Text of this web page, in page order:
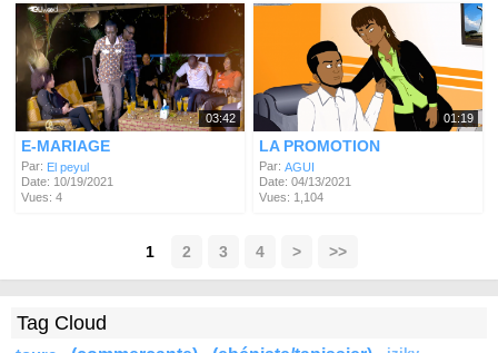
03:42
E-MARIAGE
Par: El peyul
Date: 10/19/2021
Vues: 4
01:19
LA PROMOTION
Par: AGUI
Date: 04/13/2021
Vues: 1,104
1 2 3 4 > >>
Tag Cloud